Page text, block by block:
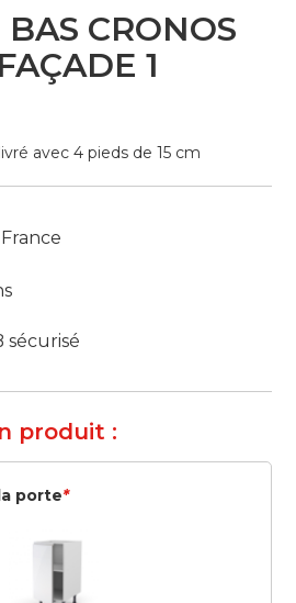
CRONOS
1
avec 4 pieds de 15 cm
sécurisé
produit :
*
porte